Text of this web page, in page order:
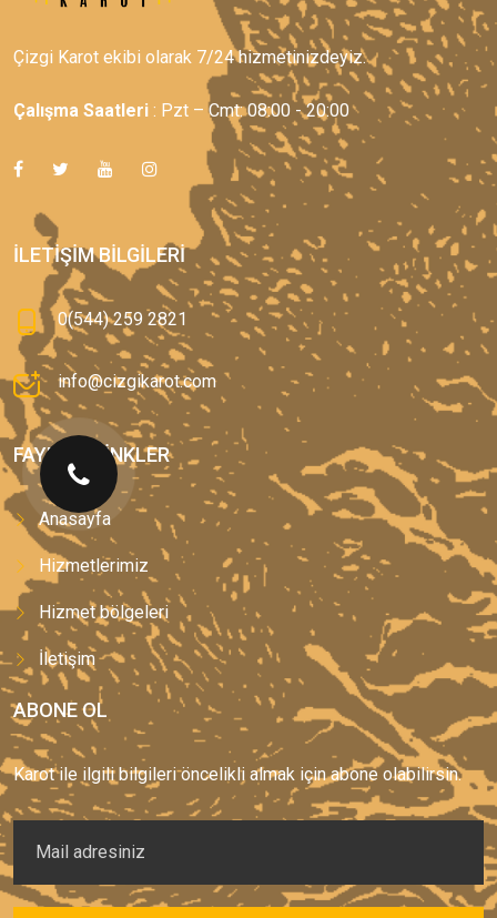
Çizgi Karot ekibi olarak 7/24 hizmetinizdeyiz.
Çalışma Saatleri : Pzt – Cmt: 08:00 - 20:00
İLETIŞIM BILGILERI
0(544) 259 2821
info@cizgikarot.com
FAYDALI LINKLER
Anasayfa
Hizmetlerimiz
Hizmet bölgeleri
İletişim
ABONE OL
Karot ile ilgili bilgileri öncelikli almak için abone olabilirsin.